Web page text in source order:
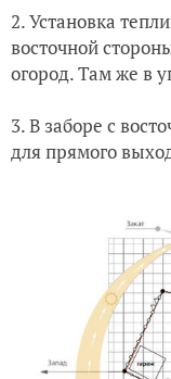
2. Установка
восточной
огород. Там же в
3. В заборе с
для прямого